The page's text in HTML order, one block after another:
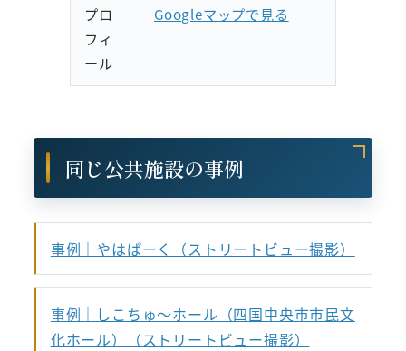
プロ
フィ
ール
Googleマップで見る
同じ公共施設の事例
事例｜やはぱーく（ストリートビュー撮影）
事例｜しこちゅ～ホール（四国中央市市民文
化ホール）（ストリートビュー撮影）